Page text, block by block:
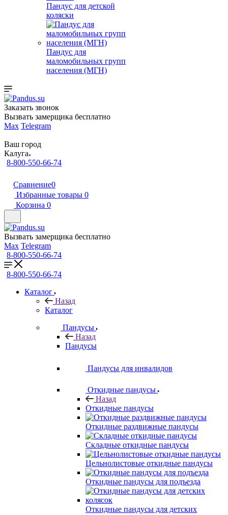
Пандус для детской
коляски
Пандус для
маломобильных групп
населения (МГН)
Заказать звонок
Вызвать замерщика бесплатно
Max Telegram
Ваш город
Калуга
8-800-550-66-74
Сравнение0
Избранные товары 0
Корзина 0
Вызвать замерщика бесплатно
Max Telegram
8-800-550-66-74
8-800-550-66-74
Каталог
Назад
Каталог
Пандусы
Назад
Пандусы
Пандусы для инвалидов
Откидные пандусы
Назад
Откидные пандусы
Откидные раздвижные пандусы
Складные откидные пандусы
Цельнолистовые откидные пандусы
Откидные пандусы для подъезда
Откидные пандусы для детских